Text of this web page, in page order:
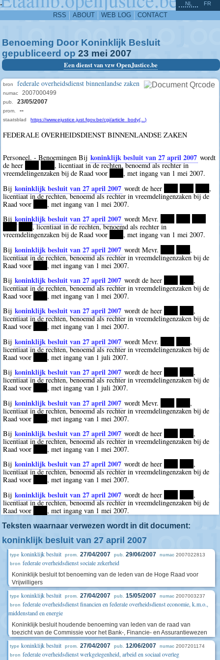
-
RSS ABOUT WEB LOG CONTACT
NL FR
Benoeming Door Koninklijk Besluit
gepubliceerd op 23 mei 2007
Een dienst van vzw OpenJustice.be
bron federale overheidsdienst binnenlandse zaken
numac 2007000499
pub. 23/05/2007
prom. --
staatsblad https://www.ejustice.just.fgov.be/cgi/article_body(...)
FEDERALE OVERHEIDSDIENST BINNENLANDSE ZAKEN
Personeel. - Benoemingen Bij koninklijk besluit van 27 april 2007 wordt
de heer
****, licentiaat in de rechten, benoemd als rechter in
vreemdelingenzaken bij de Raad voor
****, met ingang van 1 mei 2007.
Bij koninklijk besluit van 27 april 2007 wordt de heer
,
licentiaat in de rechten, benoemd als rechter in vreemdelingenzaken bij de
Raad voor
, met ingang van 1 mei 2007.
Bij koninklijk besluit van 27 april 2007 wordt Mevr.
****
****, licentiaat in de rechten, benoemd als rechter in
vreemdelingenzaken bij de Raad voor
****, met ingang van 1 mei 2007.
Bij koninklijk besluit van 27 april 2007 wordt Mevr.
,
licentiaat in de rechten, benoemd als rechter in vreemdelingenzaken bij de
Raad voor
, met ingang van 1 mei 2007.
Bij koninklijk besluit van 27 april 2007 wordt de heer ****,
licentiaat in de rechten, benoemd als rechter in vreemdelingenzaken bij de
Raad voor
****, met ingang van 1 mei 2007.
Bij koninklijk besluit van 27 april 2007 wordt de heer ****,
licentiaat in de rechten, benoemd als rechter in vreemdelingenzaken bij de
Raad voor
****, met ingang van 1 mei 2007.
Bij koninklijk besluit van 27 april 2007 wordt Mevr.
,
licentiaat in de rechten, benoemd als rechter in vreemdelingenzaken bij de
Raad voor
, met ingang van 1 juli 2007.
Bij koninklijk besluit van 27 april 2007 wordt de heer ****,
licentiaat in de rechten, benoemd als rechter in vreemdelingenzaken bij de
Raad voor
****, met ingang van 1 juli 2007.
Bij koninklijk besluit van 27 april 2007 wordt Mevr.
,
licentiaat in de rechten, benoemd als rechter in vreemdelingenzaken bij de
Raad voor
, met ingang van 1 mei 2007.
Bij koninklijk besluit van 27 april 2007 wordt de heer ****,
licentiaat in de rechten, benoemd als rechter in vreemdelingenzaken bij de
Raad voor
****, met ingang van 1 mei 2007.
Bij koninklijk besluit van 27 april 2007 wordt de heer ****,
licentiaat in de rechten, benoemd als rechter in vreemdelingenzaken bij de
Raad voor
****, met ingang van 1 mei 2007.
Bij koninklijk besluit van 27 april 2007 wordt de heer
,
licentiaat in de rechten, benoemd als rechter in vreemdelingenzaken bij de
Raad voor
, met ingang van 1 mei 2007.
Teksten waarnaar verwezen wordt in dit document:
koninklijk besluit van 27 april 2007
type koninklijk besluit prom. 27/04/2007 pub. 29/06/2007 numac 2007022813
bron federale overheidsdienst sociale zekerheid
Koninklijk besluit tot benoeming van de leden van de Hoge Raad voor
Vrijwilligers
type koninklijk besluit prom. 27/04/2007 pub. 15/05/2007 numac 2007003237
bron federale overheidsdienst financien en federale overheidsdienst economie, k.m.o.,
middenstand en energie
Koninklijk besluit houdende benoeming van leden van de raad van
toezicht van de Commissie voor het Bank-, Financie- en Assurantiewezen
type koninklijk besluit prom. 27/04/2007 pub. 12/06/2007 numac 2007201174
bron federale overheidsdienst werkgelegenheid, arbeid en sociaal overleg
^